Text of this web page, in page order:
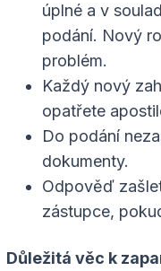
úplné a v
podání. Nový
problém.
Každý nový
opatřete
Do podání
dokumenty.
Odpověď
zástupce,
Důležitá věc k